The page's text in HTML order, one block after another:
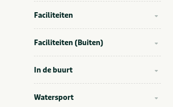
Faciliteiten
Faciliteiten (Buiten)
In de buurt
Watersport